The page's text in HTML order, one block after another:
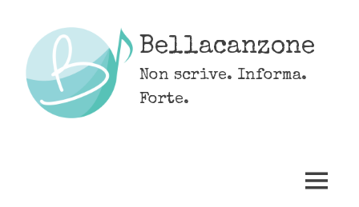
content
Bellacanzone
Non scrive. Informa.
Forte.
MENU